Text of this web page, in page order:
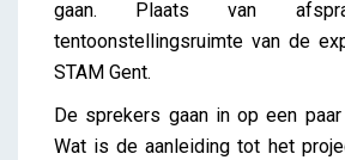
gaan. Plaats van
tentoonstellingsruimte van de
STAM Gent.
De sprekers gaan in op een paar
Wat is de aanleiding tot het